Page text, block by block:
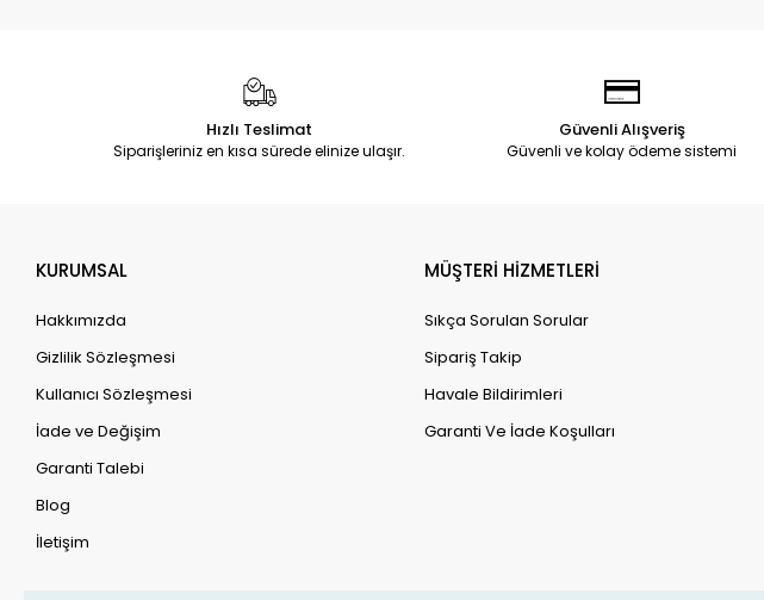
Hızlı Teslimat
Siparişleriniz en kısa sürede elinize ulaşır.
Güvenli Alışveriş
Güvenli ve kolay ödeme sistemi
KURUMSAL
Hakkımızda
Gizlilik Sözleşmesi
Kullanıcı Sözleşmesi
İade ve Değişim
Garanti Talebi
Blog
İletişim
MÜŞTERİ HİZMETLERİ
Sıkça Sorulan Sorular
Sipariş Takip
Havale Bildirimleri
Garanti Ve İade Koşulları